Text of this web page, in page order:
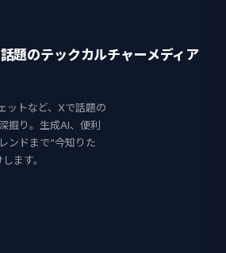
題のテックカルチャーメディア
ットなど、Xで話題の
掘り。生成AI、便利
ンドまで“今知りた
ます。